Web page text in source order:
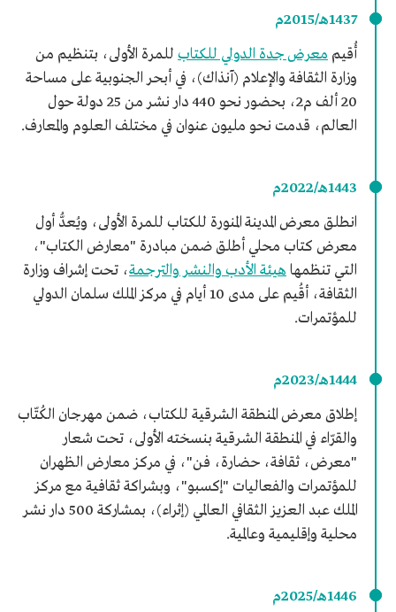
1437هـ/2015م
أُقيم معرض جدة الدولي للكتاب للمرة الأولى، بتنظيم من
وزارة الثقافة والإعلام (آنذاك)، في أبحر الجنوبية على مساحة
20 ألف م2، بحضور نحو 440 دار نشر من 25 دولة حول
العالم، قدمت نحو مليون عنوان في مختلف العلوم والمعارف.
1443هـ/2022م
انطلق معرض المدينة المنورة للكتاب للمرة الأولى، ويُعدُّ أول
معرض كتاب محلي أطلق ضمن مبادرة "معارض الكتاب"،
التي تنظمها هيئة الأدب والنشر والترجمة، تحت إشراف وزارة
الثقافة، أقُيم على مدى 10 أيام في مركز الملك سلمان الدولي
للمؤتمرات.
1444هـ/2023م
إطلاق معرض المنطقة الشرقية للكتاب، ضمن مهرجان الكُتّاب
والقرّاء في المنطقة الشرقية بنسخته الأولى، تحت شعار
"معرض، ثقافة، حضارة، فن"، في مركز معارض الظهران
للمؤتمرات والفعاليات "إكسبو"، وبشراكة ثقافية مع مركز
الملك عبد العزيز الثقافي العالمي (إثراء)، بمشاركة 500 دار نشر
محلية وإقليمية وعالمية.
1446هـ/2025م